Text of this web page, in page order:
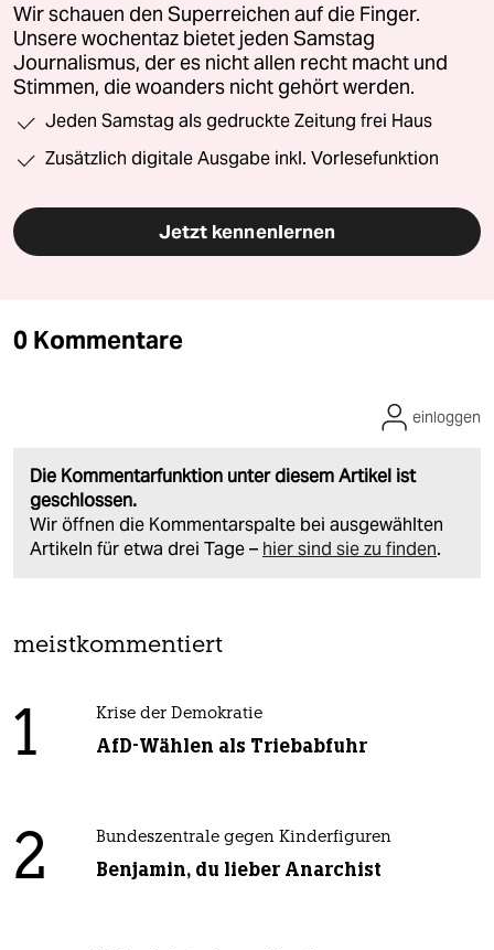
Wir schauen den Superreichen auf die Finger.
Unsere wochentaz bietet jeden Samstag
Journalismus, der es nicht allen recht macht und
Stimmen, die woanders nicht gehört werden.
Jeden Samstag als gedruckte Zeitung frei Haus
Zusätzlich digitale Ausgabe inkl. Vorlesefunktion
Jetzt kennenlernen
0 Kommentare
Die Kommentarfunktion unter diesem Artikel ist
geschlossen.
Wir öffnen die Kommentarspalte bei ausgewählten
Artikeln für etwa drei Tage – hier sind sie zu finden.
einloggen
meistkommentiert
1 Krise der Demokratie
AfD-Wählen als Triebabfuhr
2 Bundeszentrale gegen Kinderfiguren
Benjamin, du lieber Anarchist